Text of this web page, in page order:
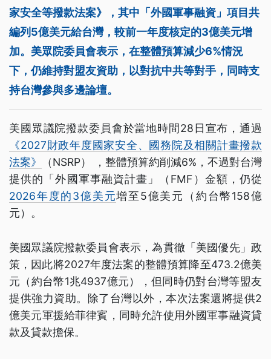
家安全等撥款法案》，其中「外國軍事融資」項目共
編列5億美元給台灣，較前一年度核定的3億美元增
加。美眾院委員會表示，在整體預算減少6%情況
下，仍維持對盟友資助，以對抗中共等對手，同時支
持台灣參與多邊論壇。
美國眾議院撥款委員會於當地時間28日宣布，通過
《2027財政年度國家安全、國務院及相關計畫撥款
法案》
（NSRP） ，整體預算約削減6%，不過對台灣
提供的「外國軍事融資計畫」（FMF）金額，仍從
2026年度的3億美元增至5億美元（約台幣158億
元）。
美國眾議院撥款委員會表示，為貫徹「美國優先」政
策，因此將2027年度法案的整體預算降至473.2億美
元（約台幣1兆4937億元），但同時仍對台灣等盟友
提供強力資助。除了台灣以外，本次法案還將提供2
億美元軍援給菲律賓，同時允許使用外國軍事融資貸
款及貸款擔保。